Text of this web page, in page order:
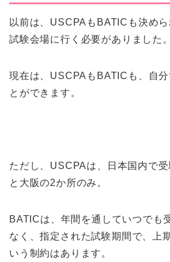
以前は、USCPAもBATICも決め
試験会場に行く必要がありました。
現在は、USCPAもBATICも、自
とができます。
ただし、USCPAは、日本国内で
と大阪の2か所のみ。
BATICは、年間を通していつでも
なく、指定された試験期間で、上
いう制約はあります。